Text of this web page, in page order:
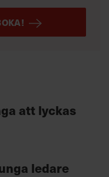
att lyckas
ledare